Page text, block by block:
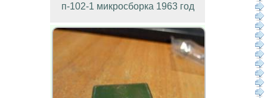
п-102-1 микросборка 1963 год